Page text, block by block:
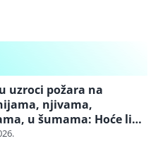
stigne do
Balkana
uzroci požara na
njivama,
u šumama: Hoće li
biti kažnjen